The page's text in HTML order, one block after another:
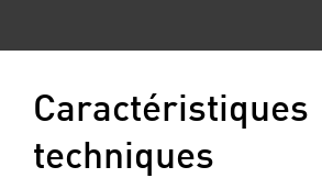
Caractéristiques
techniques